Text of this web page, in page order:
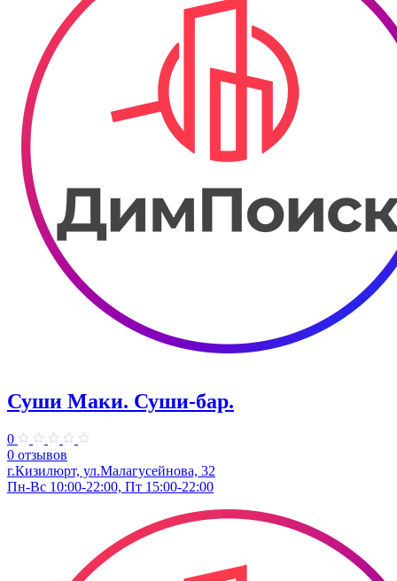
Суши Маки. Суши-бар.
0
0 отзывов
г.Кизилюрт, ул.Малагусейнова, 32
Пн-Вс 10:00-22:00, Пт 15:00-22:00